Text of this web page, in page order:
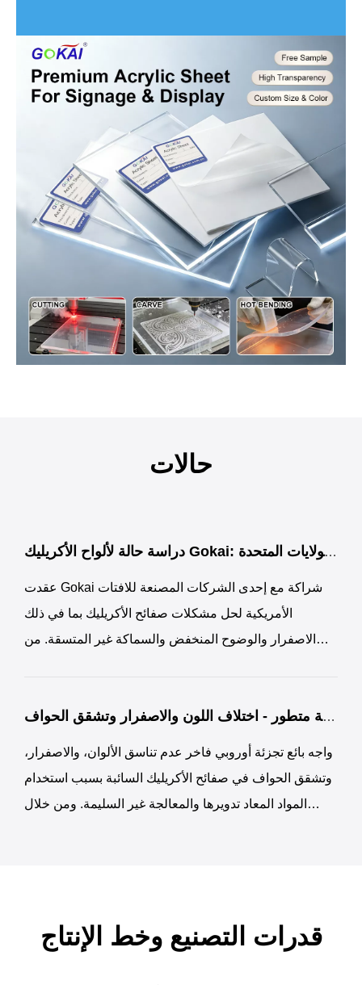
حالات
دراسة حالة لألواح الأكريليك Gokai: كيف نجح الأكريليك المصبوب المقاوم للأشعة فوق البنفسجية في حل تحديات اللافتات الخارجية في الولايات المتحدة
عقدت Gokai شراكة مع إحدى الشركات المصنعة للافتات
الأمريكية لحل مشكلات صفائح الأكريليك بما في ذلك
الاصفرار والوضوح المنخفض والسماكة غير المتسقة. من
أصبحت Gokai المورد الحصري للعميل، مما يتيح إنتاجًا
حامل شاشة متطور - اختلاف اللون والاصفرار وتشقق الحواف
واجه بائع تجزئة أوروبي فاخر عدم تناسق الألوان، والاصفرار،
وتشقق الحواف في صفائح الأكريليك السائبة بسبب استخدام
المواد المعاد تدويرها والمعالجة غير السليمة. ومن خلال
المستقبلية.
قدرات التصنيع وخط الإنتاج